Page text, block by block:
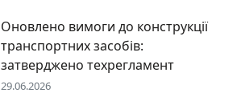
Оновлено вимоги до конструкції
транспортних засобів:
затверджено техрегламент
29.06.2026